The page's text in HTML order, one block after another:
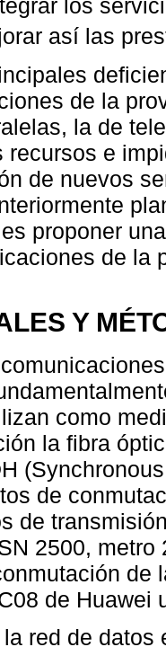
los
así las
de la
la de
recursos e
de nuevos
proponer
de la
Y
como
la fibra
de
de
2500,
de
de Huawei
red de